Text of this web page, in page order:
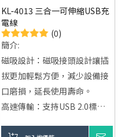
KL-4013 三合一可伸縮USB充
電線
(0)
簡介:
磁吸設計：磁吸接頭設計讓插
拔更加輕鬆方便，減少設備接
口磨損，延長使用壽命。
高速傳輸：支持USB 2.0標